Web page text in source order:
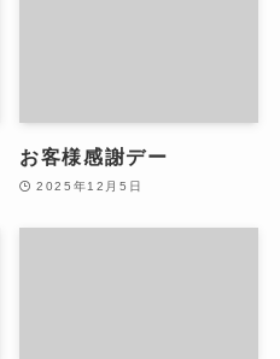
お客様感謝デー
2025年12月5日